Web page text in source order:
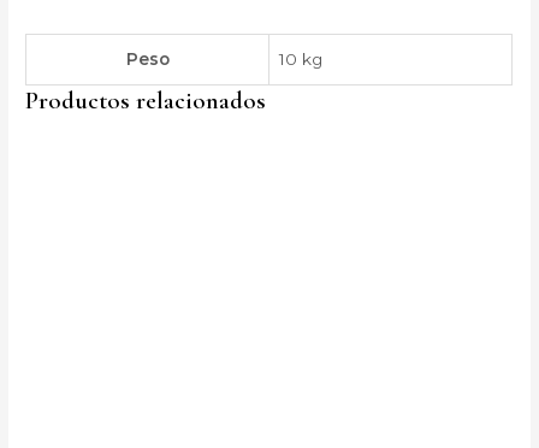
Peso 10 kg
Productos relacionados